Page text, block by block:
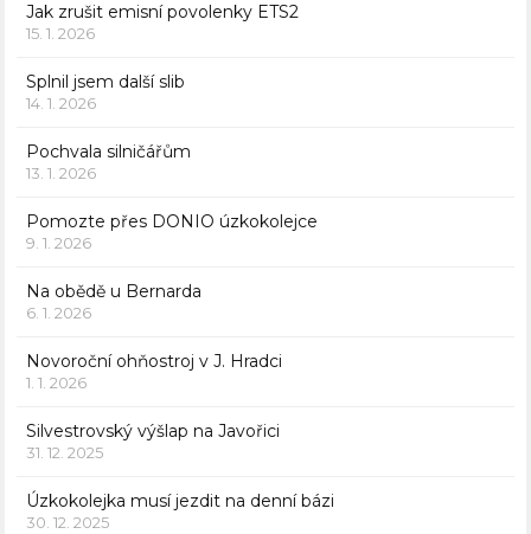
Jak zrušit emisní povolenky ETS2
15. 1. 2026
Splnil jsem další slib
14. 1. 2026
Pochvala silničářům
13. 1. 2026
Pomozte přes DONIO úzkokolejce
9. 1. 2026
Na obědě u Bernarda
6. 1. 2026
Novoroční ohňostroj v J. Hradci
1. 1. 2026
Silvestrovský výšlap na Javořici
31. 12. 2025
Úzkokolejka musí jezdit na denní bázi
30. 12. 2025